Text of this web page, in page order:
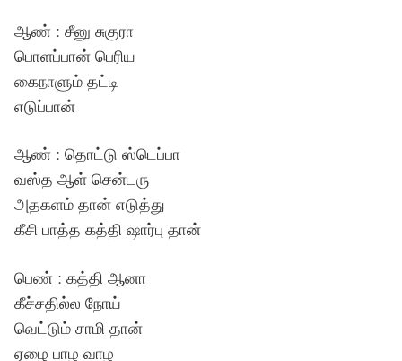
ஆண் : சீனு சுகுரா
பொளப்பான் பெரிய
கைநாளும் தட்டி
எடுப்பான்
ஆண் : தொட்டு ஸ்டெப்பா
வஸ்த ஆள் சென்டரு
அதகளம் தான் எடுத்து
கீசி பாத்த கத்தி ஷார்பு தான்
பெண் : கத்தி ஆனா
கீச்சதில்ல நோய்
வெட்டும் சாமி தான்
ஏழை பாழ வாழ